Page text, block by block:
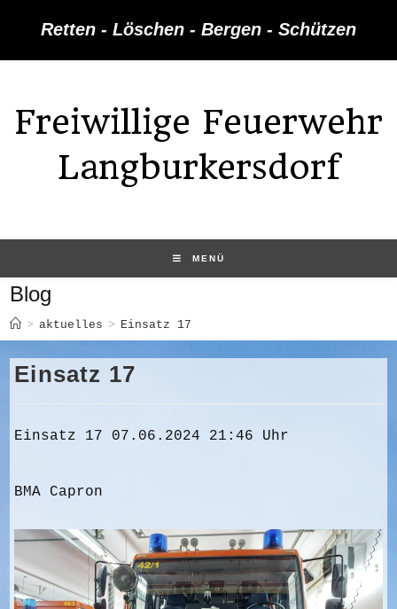
Retten - Löschen - Bergen - Schützen
Freiwillige Feuerwehr
Langburkersdorf
MENÜ
Blog
> aktuelles > Einsatz 17
Einsatz 17
Einsatz 17 07.06.2024 21:46 Uhr
BMA Capron